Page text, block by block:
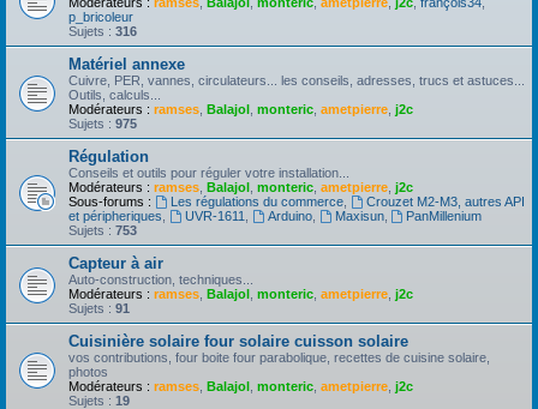
p_bricoleur
Sujets : 316
Matériel annexe
Cuivre, PER, vannes, circulateurs... les conseils, adresses, trucs et astuces...
Outils, calculs...
Modérateurs : ramses Balajol monteric ametpierre j2c
Sujets : 975
Régulation
Conseils et outils pour réguler votre installation...
Modérateurs : ramses Balajol monteric ametpierre j2c
Sous-forums :
Les régulations du commerce,
Crouzet M2-M3, autres API
et péripheriques
UVR-1611 Arduino, Maxisun,
PanMillenium
Sujets : 753
Capteur à air
Auto-construction, techniques...
Modérateurs : ramses Balajol monteric ametpierre j2c
Sujets : 91
Cuisinière solaire four solaire cuisson solaire
vos contributions, four boite four parabolique, recettes de cuisine solaire,
photos
Modérateurs : ramses Balajol monteric ametpierre j2c
Sujets : 19